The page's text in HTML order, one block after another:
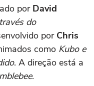
porDavid
do
por Chris
como Kubo e
. A direção está a
.